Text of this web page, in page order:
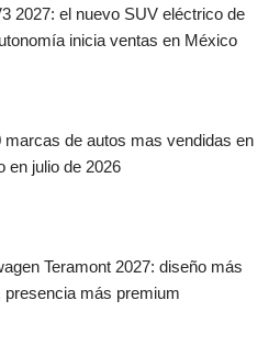
2027: el nuevo SUV eléctrico de
inicia ventas en México
marcas de autos mas vendidas en
en julio de 2026
Teramont 2027: diseño más
presencia más premium